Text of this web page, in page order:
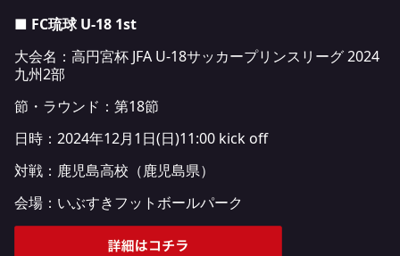
■ FC琉球 U-18 1st
大会名：高円宮杯 JFA U-18サッカープリンスリーグ 2024
九州2部
節・ラウンド：第18節
日時：2024年12月1日(日)11:00 kick off
対戦：鹿児島高校（鹿児島県）
会場：いぶすきフットボールパーク